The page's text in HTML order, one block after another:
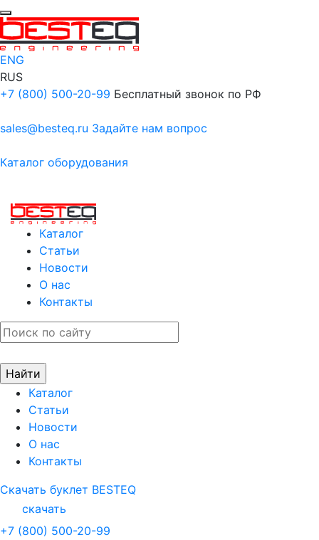
ENG
RUS
+7 (800) 500-20-99 Бесплатный звонок по РФ
sales@besteq.ru Задайте нам вопрос
Каталог оборудования
Каталог
Статьи
Новости
О нас
Контакты
Каталог
Статьи
Новости
О нас
Контакты
Скачать буклет BESTEQ
скачать
+7 (800) 500-20-99